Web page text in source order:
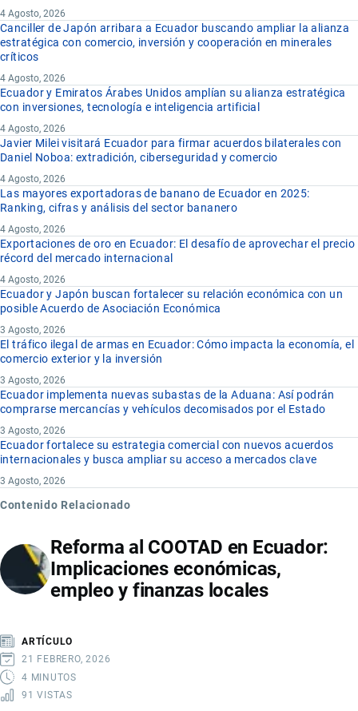
4 Agosto, 2026
Canciller de Japón arribara a Ecuador buscando ampliar la alianza
estratégica con comercio, inversión y cooperación en minerales
críticos
4 Agosto, 2026
Ecuador y Emiratos Árabes Unidos amplían su alianza estratégica
con inversiones, tecnología e inteligencia artificial
4 Agosto, 2026
Javier Milei visitará Ecuador para firmar acuerdos bilaterales con
Daniel Noboa: extradición, ciberseguridad y comercio
4 Agosto, 2026
Las mayores exportadoras de banano de Ecuador en 2025:
Ranking, cifras y análisis del sector bananero
4 Agosto, 2026
Exportaciones de oro en Ecuador: El desafío de aprovechar el precio
récord del mercado internacional
4 Agosto, 2026
Ecuador y Japón buscan fortalecer su relación económica con un
posible Acuerdo de Asociación Económica
3 Agosto, 2026
El tráfico ilegal de armas en Ecuador: Cómo impacta la economía, el
comercio exterior y la inversión
3 Agosto, 2026
Ecuador implementa nuevas subastas de la Aduana: Así podrán
comprarse mercancías y vehículos decomisados por el Estado
3 Agosto, 2026
Ecuador fortalece su estrategia comercial con nuevos acuerdos
internacionales y busca ampliar su acceso a mercados clave
3 Agosto, 2026
Contenido Relacionado
Reforma al COOTAD en Ecuador:
Implicaciones económicas,
empleo y finanzas locales
ARTÍCULO
21 FEBRERO, 2026
4 MINUTOS
91 VISTAS